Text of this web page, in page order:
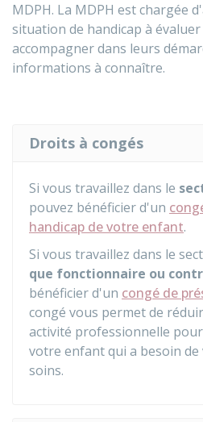
MDPH. La MDPH est chargée
situation de handicap à
accompagner dans leurs
informations à connaître.
Droits à congés
Si vous travaillez dans le
pouvez bénéficier d'un
handicap de votre enfant.
Si vous travaillez dans le
que fonctionnaire ou
bénéficier d'un congé de
congé vous permet de
activité professionnelle
votre enfant qui a besoin
soins.